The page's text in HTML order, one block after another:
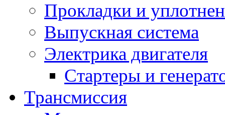
Прокладки и
Выпускная система
Электрика двигателя
Стартеры и
Трансмиссия